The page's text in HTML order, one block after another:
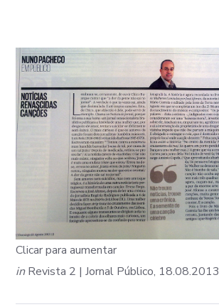
Clicar para aumentar
inRevista 2 | Jornal Público, 18.08.2013